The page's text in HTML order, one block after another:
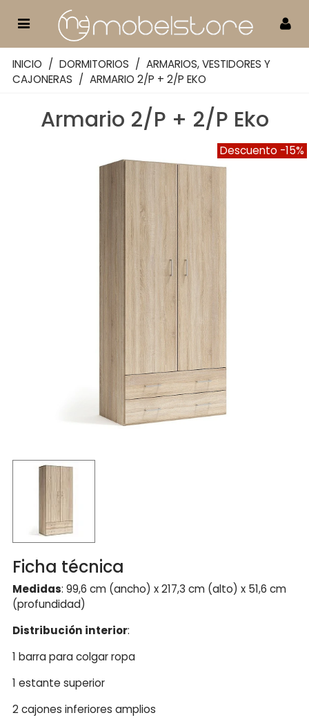
INICIO / DORMITORIOS / ARMARIOS, VESTIDORES Y
CAJONERAS / ARMARIO 2/P + 2/P EKO
Armario 2/P + 2/P Eko
Descuento -15%
Ficha técnica
Medidas: 99,6 cm (ancho) x 217,3 cm (alto) x 51,6 cm
(profundidad)
Distribución interior:
1 barra para colgar ropa
1 estante superior
2 cajones inferiores amplios